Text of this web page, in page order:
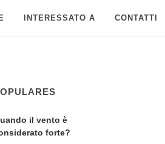
INTERESSATO A CONTATTI
il vento è
forte?